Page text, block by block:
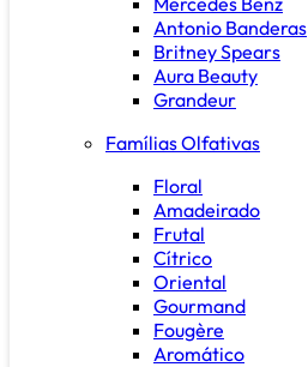
Antonio Banderas
Britney Spears
Aura Beauty
Grandeur
Famílias Olfativas
Floral
Amadeirado
Frutal
Cítrico
Oriental
Gourmand
Fougère
Aromático